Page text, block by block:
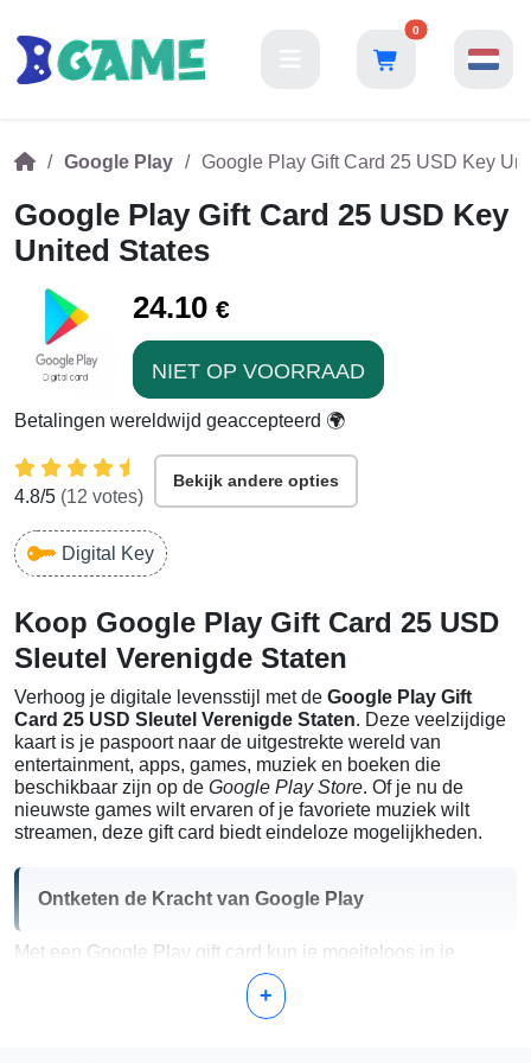
0
Google Play Google Play Gift Card 25 USD Key
Google Play Gift Card 25 USD Key
United States
24.10 €
NIET OP VOORRAAD
Betalingen wereldwijd geaccepteerd 🌍
4.8/5 (12 votes)
Bekijk andere opties
Digital Key
Koop Google Play Gift Card 25 USD
Sleutel Verenigde Staten
Verhoog je digitale levensstijl met de Google Play Gift
Card 25 USD Sleutel Verenigde Staten. Deze veelzijdige
kaart is je paspoort naar de uitgestrekte wereld van
entertainment, apps, games, muziek en boeken die
beschikbaar zijn op de Google Play Store. Of je nu de
nieuwste games wilt ervaren of je favoriete muziek wilt
streamen, deze gift card biedt eindeloze mogelijkheden.
Ontketen de Kracht van Google Play
Met een Google Play gift card kun je moeiteloos in je
entertainmentbehoeften voorzien. Dit is wat je kunt
+